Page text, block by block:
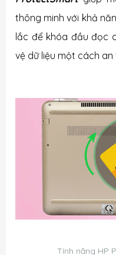
thông minh với khả
lắc để khóa đầu đọc
vệ dữ liệu một cách an
Tính năng HP